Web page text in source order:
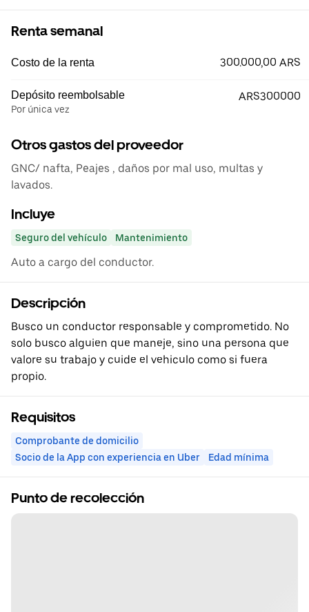
Renta semanal
Costo de la renta 300.000,00 ARS
Depósito reembolsable
Por única vez
ARS300000
Otros gastos del proveedor
GNC/ nafta, Peajes , daños por mal uso, multas y
lavados.
Incluye
Seguro del vehículo Mantenimiento
Auto a cargo del conductor.
Descripción
Busco un conductor responsable y comprometido. No
solo busco alguien que maneje, sino una persona que
valore su trabajo y cuide el vehiculo como si fuera
propio.
Requisitos
Comprobante de domicilio
Socio de la App con experiencia en Uber
Edad mínima
Punto de recolección